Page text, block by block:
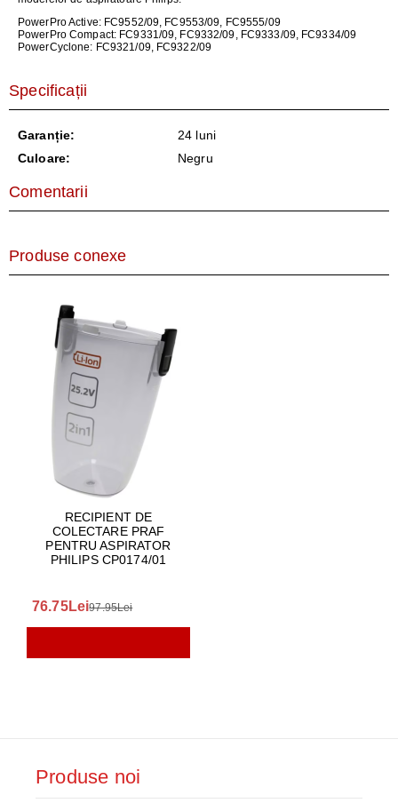
PowerPro Active: FC9552/09, FC9553/09, FC9555/09
PowerPro Compact: FC9331/09, FC9332/09, FC9333/09, FC9334/09
PowerCyclone: FC9321/09, FC9322/09
Specificații
Garanție:
24 luni
Culoare:
Negru
Comentarii
Produse conexe
RECIPIENT DE
COLECTARE PRAF
PENTRU ASPIRATOR
PHILIPS CP0174/01
76.75Lei97.95Lei
Produse noi